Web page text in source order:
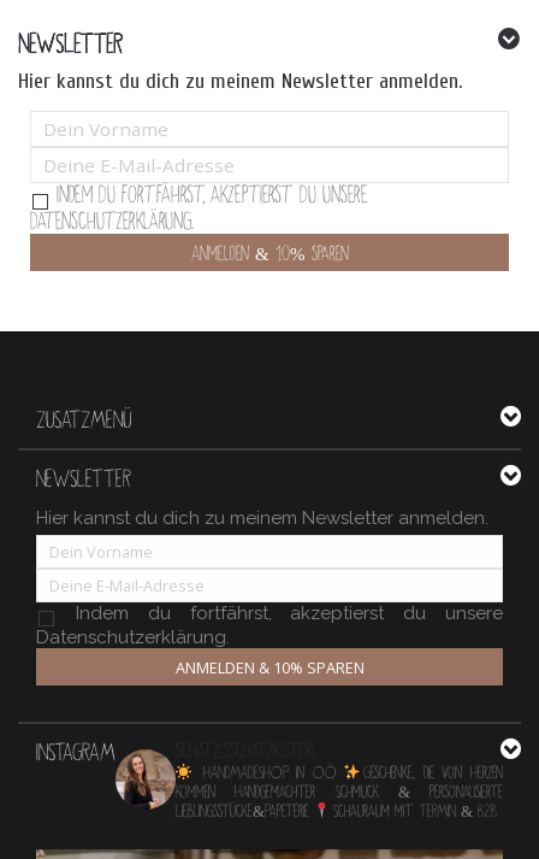
NEWSLETTER
Hier kannst du dich zu meinem Newsletter anmelden.
Indem Du fortfährst, akzeptierst Du unsere
Datenschutzerklärung.
ZUSATZMENÜ
NEWSLETTER
Hier kannst du dich zu meinem Newsletter anmelden.
Indem du fortfährst, akzeptierst du unsere
Datenschutzerklärung.
ANMELDEN & 10% SPAREN
INSTAGRAM
HANDMADESHOP in OÖ
Geschenke, die von Herzen
kommen Handgemachter Schmuck & personalisierte
Lieblingsstücke&Papeterie
Schauraum mit TERMIN & B2B